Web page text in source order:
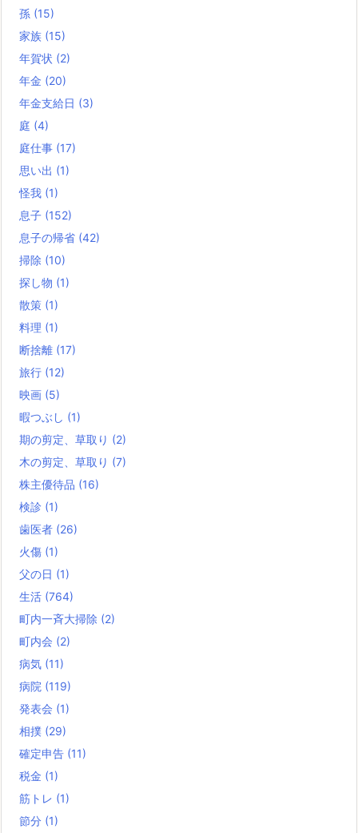
孫 (15)
家族 (15)
年賀状 (2)
年金 (20)
年金支給日 (3)
庭 (4)
庭仕事 (17)
思い出 (1)
怪我 (1)
息子 (152)
息子の帰省 (42)
掃除 (10)
探し物 (1)
散策 (1)
料理 (1)
断捨離 (17)
旅行 (12)
映画 (5)
暇つぶし (1)
期の剪定、草取り (2)
木の剪定、草取り (7)
株主優待品 (16)
検診 (1)
歯医者 (26)
火傷 (1)
父の日 (1)
生活 (764)
町内一斉大掃除 (2)
町内会 (2)
病気 (11)
病院 (119)
発表会 (1)
相撲 (29)
確定申告 (11)
税金 (1)
筋トレ (1)
節分 (1)